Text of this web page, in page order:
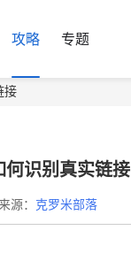
攻略 专题
接
识别真实链接
源： 克罗米部落